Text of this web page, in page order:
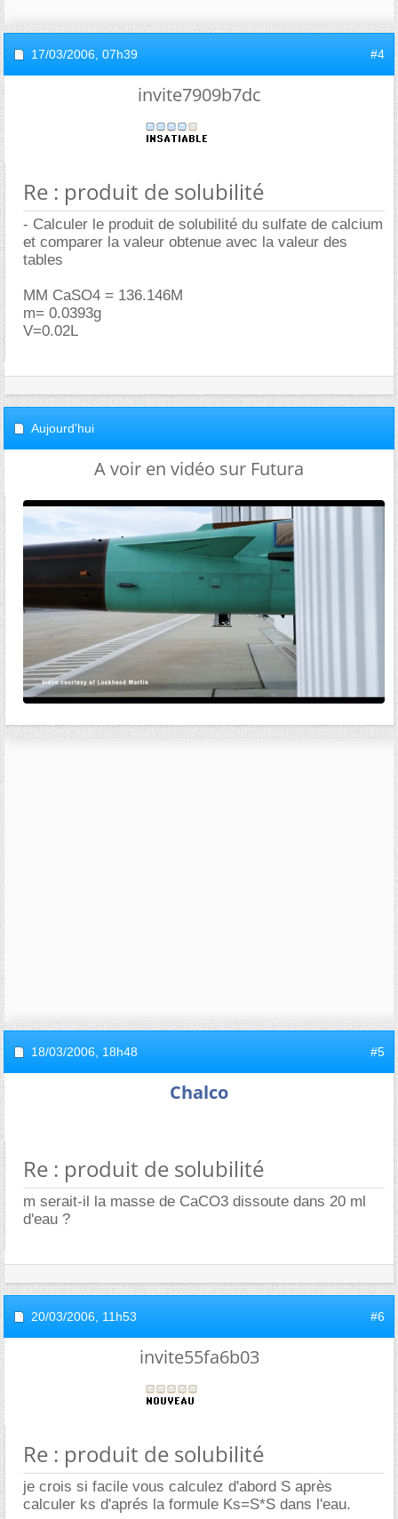
17/03/2006, 07h39 #4
invite7909b7dc
Re : produit de solubilité
- Calculer le produit de solubilité du sulfate de calcium
et comparer la valeur obtenue avec la valeur des
tables
MM CaSO4 = 136.146M
m= 0.0393g
V=0.02L
Aujourd'hui
A voir en vidéo sur Futura
18/03/2006, 18h48 #5
Chalco
Re : produit de solubilité
m serait-il la masse de CaCO3 dissoute dans 20 ml
d'eau ?
20/03/2006, 11h53 #6
invite55fa6b03
Re : produit de solubilité
je crois si facile vous calculez d'abord S après
calculer ks d'aprés la formule Ks=S*S dans l'eau.